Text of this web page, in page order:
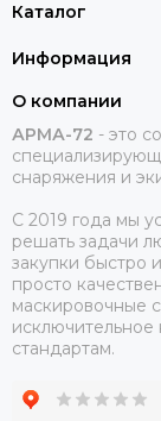
Каталог
Информация
О компании
АРМА-72 - это
снаряжения и
С 2019 года мы
решать задачи
закупки быстро
просто
маскировочные
стандартам.